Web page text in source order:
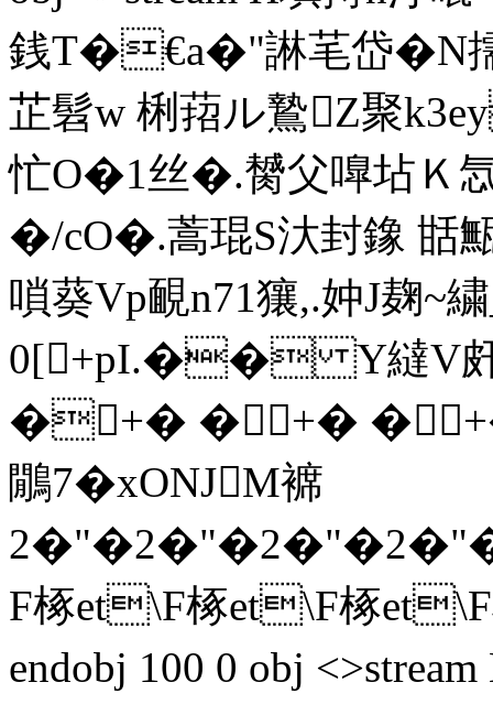
銭T�€a�"諃芼岱�N
芷髫w 梸萔ル鷙Z聚
忙O�1丝�.膥父嘷坫
�/cO�.蒿琨S汏封鐌 甛
嗩葵Vp靦n71獽,.妕J麹~
0[+pI.�� Y繨V
�+� �+� �+�
鷳7�xONJM褯
F椓et\F椓et\F椓et\F
endobj 100 0 obj